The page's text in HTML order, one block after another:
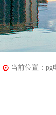
当前位置： pg